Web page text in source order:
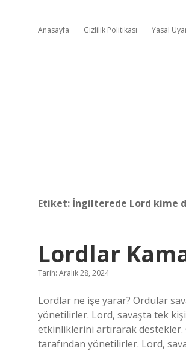
Anasayfa Gizlilik Politikası Yasal
Etiket: İngilterede Lord kime
Lordlar
Tarih: Aralık 28, 2024
Lordlar ne işe yarar? Ordular
yönetilirler. Lord, savaşta tek
etkinliklerini artırarak
tarafından yönetilirler. Lord,